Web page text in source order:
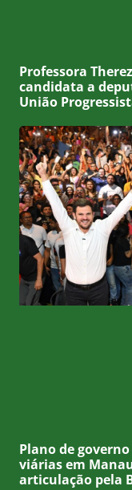
Professora
candidata a
União
Plano de
viárias em
articulação pela